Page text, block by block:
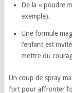
De la « poudre
exemple).
Une formule
l’enfant est
mettre du
Un coup de spray
fort pour affronter